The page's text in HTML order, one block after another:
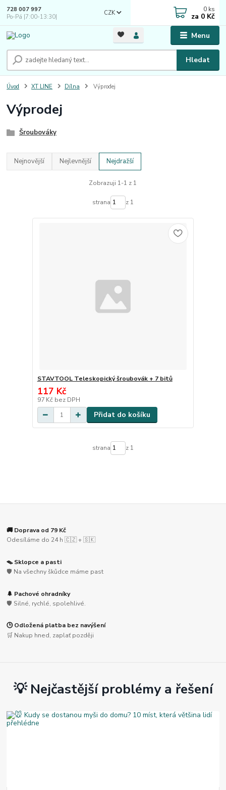
Menu
CZK
Hledat
728 007 997
Po-Pá |7:00-13:30|
0 ks
za 0 Kč
Úvod XT LINE Dílna Výprodej
Výprodej
Šroubováky
Nejnovější Nejlevnější Nejdražší
Zobrazuji 1-1 z 1
strana z 1
STAVTOOL Teleskopický šroubovák + 7 bitů
117 Kč
97 Kč bez DPH
Přidat do košíku
strana z 1
🚚 Doprava od 79 Kč
Odesíláme do 24 h 🇨🇿 + 🇸🇰
🪤 Sklopce a pasti
🛡️ Na všechny škůdce máme past
🌲 Pachové ohradníky
🛡️ Silné, rychlé, spolehlivé.
🕒 Odložená platba bez navýšení
🛒 Nakup hned, zaplať později
💡 Nejčastější problémy a řešení